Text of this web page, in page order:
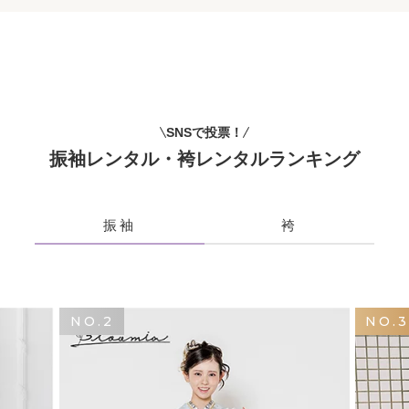
SNSで投票！
振袖レンタル・袴レンタルランキング
振袖 袴
NO.2 NO.3